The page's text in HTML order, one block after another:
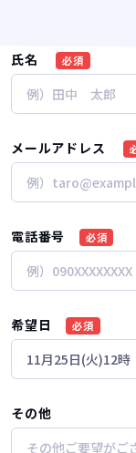
氏名 必須
メールアドレス
電話番号 必須
希望日 必須
その他